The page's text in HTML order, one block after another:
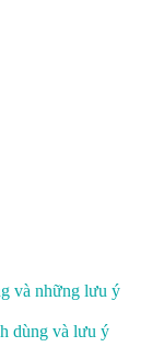
và những lưu ý
dùng và lưu ý